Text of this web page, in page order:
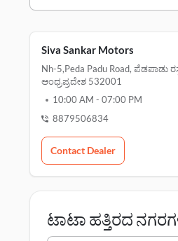
Siva Sankar Motors
Nh-5,peda Padu Road, ಪೆಡಪಾಡು
ಆಂಧ್ರಪ್ರದೇಶ 532001
10:00 AM - 07:00 PM
8879506834
Contact Dealer
ಟಾಟಾ ಹತ್ತಿರದ